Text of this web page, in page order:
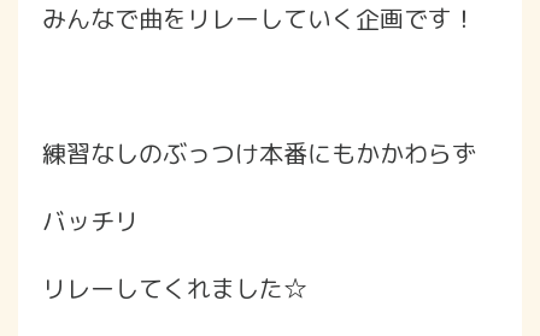
みんなで曲をリレーしていく企画です！
練習なしのぶっつけ本番にもかかわらず
バッチリ
リレーしてくれました☆